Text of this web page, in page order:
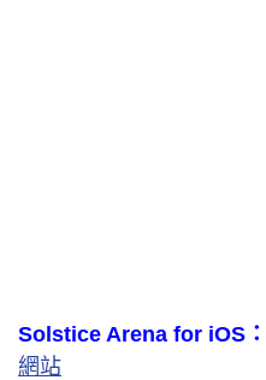
Solstice Arena for iOS：
網站